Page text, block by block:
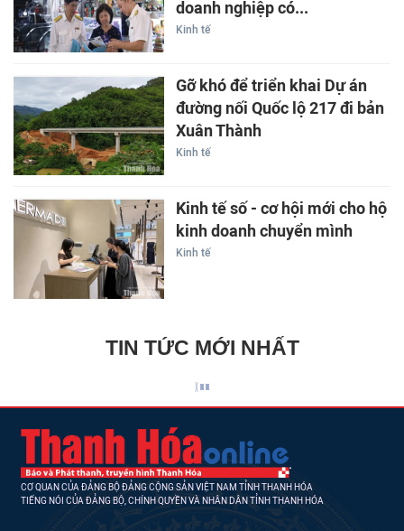
doanh nghiệp có...
Kinh tế
Gỡ khó để triển khai Dự án
đường nối Quốc lộ 217 đi bản
Xuân Thành
Kinh tế
Kinh tế số - cơ hội mới cho hộ
kinh doanh chuyển mình
Kinh tế
TIN TỨC MỚI NHẤT
CƠ QUAN CỦA ĐẢNG BỘ ĐẢNG CỘNG SẢN VIỆT NAM TỈNH THANH HÓA
TIẾNG NÓI CỦA ĐẢNG BỘ, CHÍNH QUYỀN VÀ NHÂN DÂN TỈNH THANH HÓA